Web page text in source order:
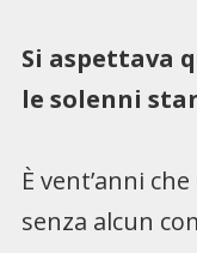
Si aspettava
le solenni
È vent’anni
senza alcun